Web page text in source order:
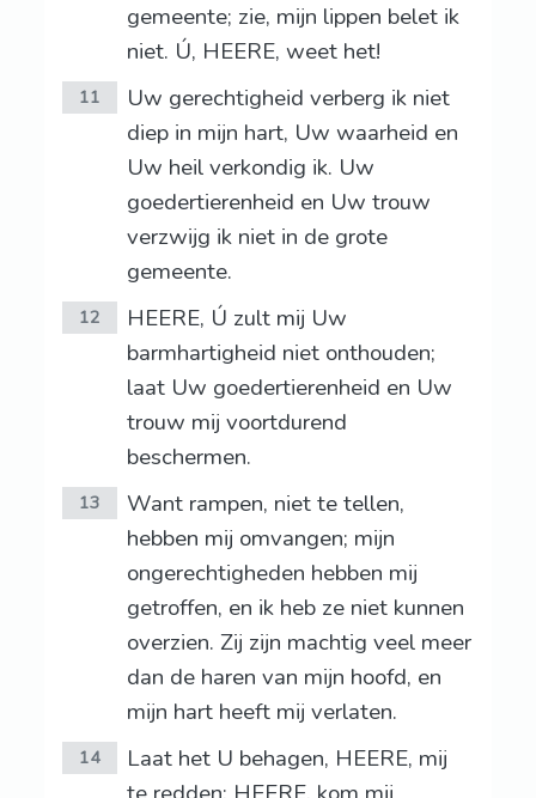
gemeente; zie, mijn lippen belet ik
niet. Ú, HEERE, weet het!
11
Uw gerechtigheid verberg ik niet
diep in mijn hart, Uw waarheid en
Uw heil verkondig ik. Uw
goedertierenheid en Uw trouw
verzwijg ik niet in de grote
gemeente.
12
HEERE, Ú zult mij Uw
barmhartigheid niet onthouden;
laat Uw goedertierenheid en Uw
trouw mij voortdurend
beschermen.
13
Want rampen, niet te tellen,
hebben mij omvangen; mijn
ongerechtigheden hebben mij
getroffen, en ik heb ze niet kunnen
overzien. Zij zijn machtig veel meer
dan de haren van mijn hoofd, en
mijn hart heeft mij verlaten.
14
Laat het U behagen, HEERE, mij